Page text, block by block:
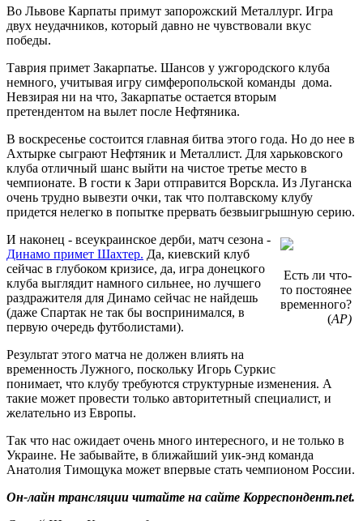
Во Львове Карпаты примут запорожский Металлург. Игра
двух неудачников, который давно не чувствовали вкус
победы.
Таврия примет Закарпатье. Шансов у ужгородского клуба
немного, учитывая игру симферопольской команды дома.
Невзирая ни на что, Закарпатье остается вторым
претендентом на вылет после Нефтяника.
В воскресенье состоится главная битва этого года. Но до нее в
Ахтырке сыграют Нефтяник и Металлист. Для харьковского
клуба отличный шанс выйти на чистое третье место в
чемпионате. В гости к Зари отправится Ворскла. Из Луганска
очень трудно вывезти очки, так что полтавскому клубу
придется нелегко в попытке прервать безвыигрышную серию.
Есть ли что-
то постоянее
временного?
(АР)
И наконец - всеукраинское дерби, матч сезона -
Динамо примет Шахтер. Да, киевский клуб
сейчас в глубоком кризисе, да, игра донецкого
клуба выглядит намного сильнее, но лучшего
раздражителя для Динамо сейчас не найдешь
(даже Спартак не так бы воспринимался, в
первую очередь футболистами).
Результат этого матча не должен влиять на
временность Лужного, поскольку Игорь Суркис
понимает, что клубу требуются структурные изменения. А
такие может провести только авторитетный специалист, и
желательно из Европы.
Так что нас ожидает очень много интересного, и не только в
Украине. Не забывайте, в ближайший уик-энд команда
Анатолия Тимощука может впервые стать чемпионом России.
Он-лайн трансляции читайте на сайте Корреспондент.net.